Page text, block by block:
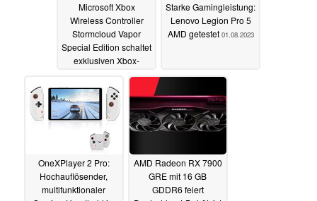
Microsoft Xbox
Wireless Controller
Stormcloud Vapor
Special Edition schaltet
exklusiven Xbox-
Hintergrund frei
01.08.2023
Starke Gamingleistung:
Lenovo Legion Pro 5
AMD getestet 01.08.2023
OneXPlayer 2 Pro:
Hochauflösender,
multifunktionaler
AMD Radeon RX 7900
GRE mit 16 GB
GDDR6 feiert